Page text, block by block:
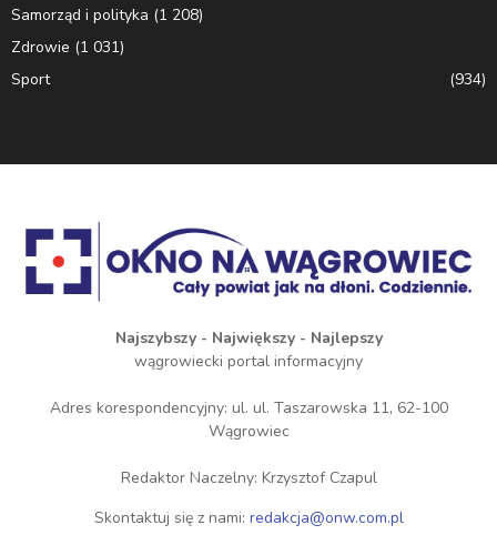
Samorząd i polityka (1 208)
Zdrowie (1 031)
Sport
(934)
Najszybszy - Największy - Najlepszy
wągrowiecki portal informacyjny
Adres korespondencyjny: ul. ul. Taszarowska 11, 62-100
Wągrowiec
Redaktor Naczelny: Krzysztof Czapul
Skontaktuj się z nami: redakcja@onw.com.pl